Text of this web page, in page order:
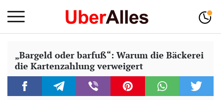
„Bargeld oder barfuß“: Warum die Bäckerei
die Kartenzahlung verweigert